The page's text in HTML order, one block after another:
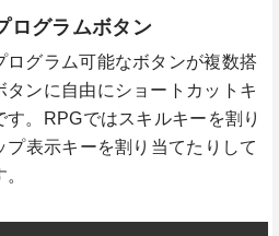
ログラムボタン
グラム可能なボタンが複数搭
ンに自由にショートカットキ
。RPGではスキルキーを割り
表示キーを割り当てたりして